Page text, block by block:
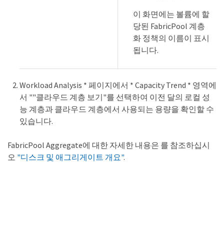
이 화면에는 볼륨에 할
당된 FabricPool 계층
화 정책의 이름이 표시
됩니다.
Workload Analysis * 페이지에서 * Capacity Trend * 영역에
서 ""클라우드 계층 보기"를 선택하여 이전 달의 로컬 성
능 계층과 클라우드 계층에서 사용되는 용량을 확인할 수
있습니다.
FabricPool Aggregate에 대한 자세한 내용은 를 참조하십시
오 "디스크 및 애그리게이트 개요".